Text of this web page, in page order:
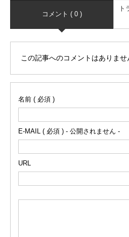
コメント ( 0 )
ト
この記事へのコメントはありませ
名前 ( 必須 )
E-MAIL ( 必須 ) - 公開されません -
URL